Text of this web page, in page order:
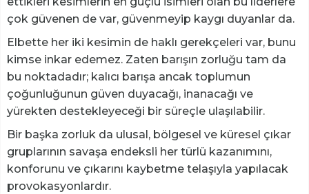
çok güvenen de var, güvenmeyip kaygı duyanlar da.
Elbette her iki kesimin de haklı gerekçeleri var, bunu
kimse inkar edemez. Zaten barışın zorluğu tam da
bu noktadadır; kalıcı barışa ancak toplumun
çoğunluğunun güven duyacağı, inanacağı ve
yürekten destekleyeceği bir süreçle ulaşılabilir.
Bir başka zorluk da ulusal, bölgesel ve küresel çıkar
gruplarının savaşa endeksli her türlü kazanımını,
konforunu ve çıkarını kaybetme telaşıyla yapılacak
provokasyonlardır.